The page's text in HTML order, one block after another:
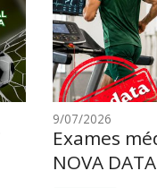
9/07/2026
Exames
NOVA DATA